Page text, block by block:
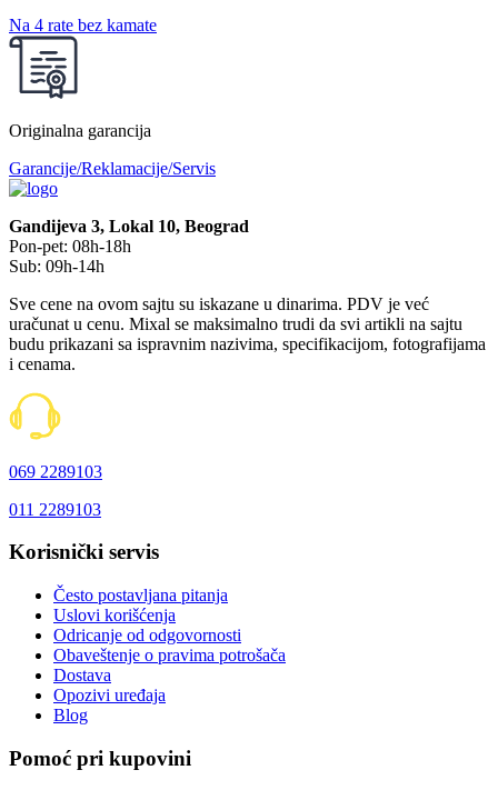
Na 4 rate bez kamate
Originalna garancija
Garancije/Reklamacije/Servis
Gandijeva 3, Lokal 10, Beograd
Pon-pet: 08h-18h
Sub: 09h-14h
Sve cene na ovom sajtu su iskazane u dinarima. PDV je već
uračunat u cenu. Mixal se maksimalno trudi da svi artikli na sajtu
budu prikazani sa ispravnim nazivima, specifikacijom, fotografijama
i cenama.
069 2289103
011 2289103
Korisnički servis
Često postavljana pitanja
Uslovi korišćenja
Odricanje od odgovornosti
Obaveštenje o pravima potrošača
Dostava
Opozivi uređaja
Blog
Pomoć pri kupovini